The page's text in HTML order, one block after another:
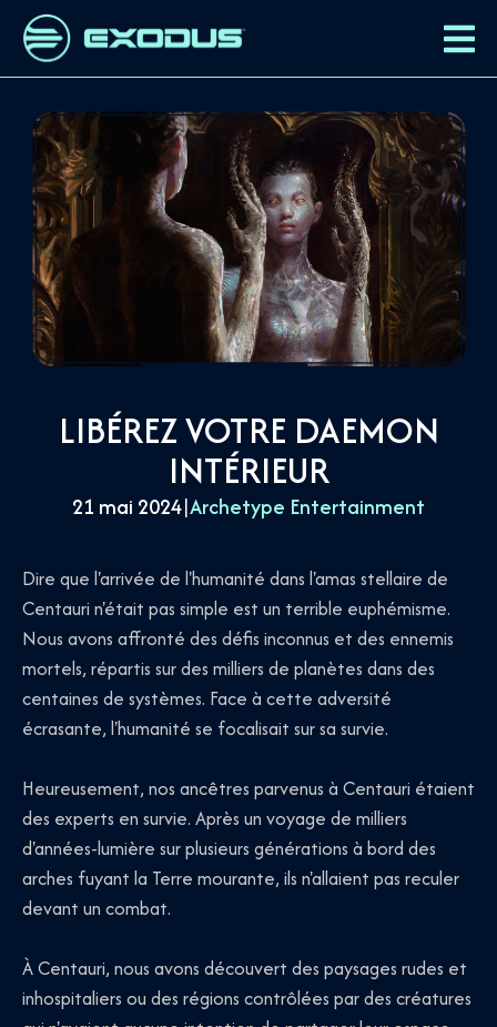
LIBÉREZ VOTRE DAEMON
INTÉRIEUR
21 mai 2024|Archetype Entertainment
Dire que l'arrivée de l'humanité dans l'amas stellaire de
Centauri n'était pas simple est un terrible euphémisme.
Nous avons affronté des défis inconnus et des ennemis
mortels, répartis sur des milliers de planètes dans des
centaines de systèmes. Face à cette adversité
écrasante, l'humanité se focalisait sur sa survie.
Heureusement, nos ancêtres parvenus à Centauri étaient
des experts en survie. Après un voyage de milliers
d'années-lumière sur plusieurs générations à bord des
arches fuyant la Terre mourante, ils n'allaient pas reculer
devant un combat.
À Centauri, nous avons découvert des paysages rudes et
inhospitaliers ou des régions contrôlées par des créatures